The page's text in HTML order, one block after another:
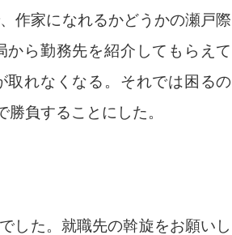
作家になれるかどうかの瀬戸際
ら勤務先を紹介してもらえて
取れなくなる。それでは困るの
負することにした。
した。就職先の斡旋をお願いし